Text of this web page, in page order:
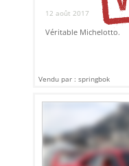
12 août 2017
Véritable Michelotto.
Vendu par : springbok